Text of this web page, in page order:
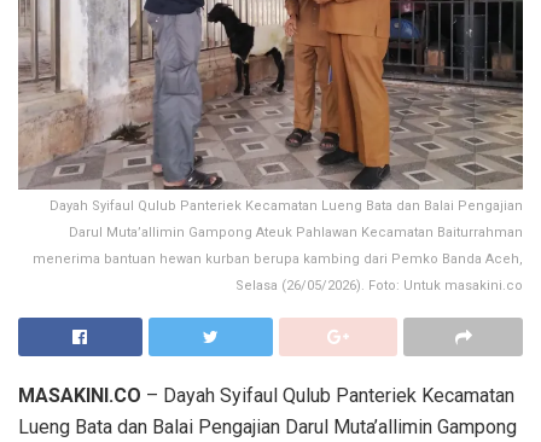
Dayah Syifaul Qulub Panteriek Kecamatan Lueng Bata dan Balai Pengajian
Darul Muta’allimin Gampong Ateuk Pahlawan Kecamatan Baiturrahman
menerima bantuan hewan kurban berupa kambing dari Pemko Banda Aceh,
Selasa (26/05/2026). Foto: Untuk masakini.co
MASAKINI.CO – Dayah Syifaul Qulub Panteriek Kecamatan
Lueng Bata dan Balai Pengajian Darul Muta’allimin Gampong